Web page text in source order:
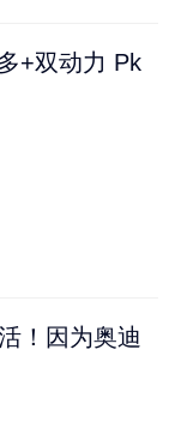
+双动力 Pk
！因为奥迪